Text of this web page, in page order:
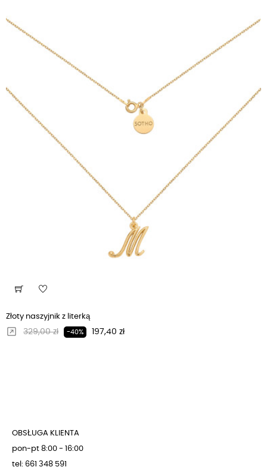
Złoty naszyjnik z literką
Regularna cena
329,00 zł -40% Cena
197,40 zł
OBSŁUGA KLIENTA
pon-pt 8:00 - 16:00
tel: 661 348 591